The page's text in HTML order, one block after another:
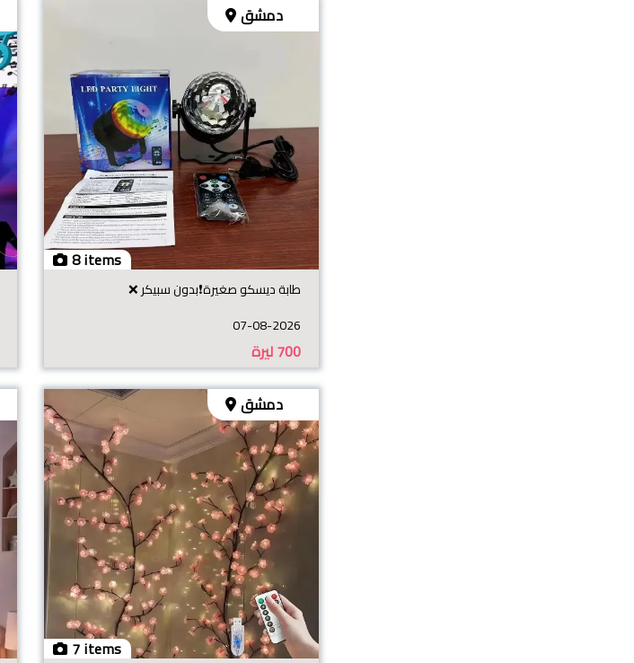
8 items
دمشق
طابة ديسكو صغيرة❗️بدون سبيكر ❌
07-08-2026
ليرة700
7 items
دمشق